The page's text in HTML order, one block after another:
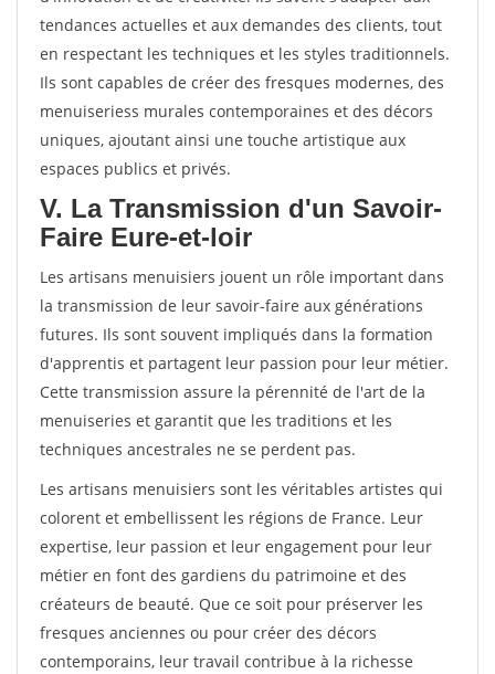
tendances actuelles et aux demandes des clients, tout
en respectant les techniques et les styles traditionnels.
Ils sont capables de créer des fresques modernes, des
menuiseriess murales contemporaines et des décors
uniques, ajoutant ainsi une touche artistique aux
espaces publics et privés.
V. La Transmission d'un Savoir-
Faire Eure-et-loir
Les artisans menuisiers jouent un rôle important dans
la transmission de leur savoir-faire aux générations
futures. Ils sont souvent impliqués dans la formation
d'apprentis et partagent leur passion pour leur métier.
Cette transmission assure la pérennité de l'art de la
menuiseries et garantit que les traditions et les
techniques ancestrales ne se perdent pas.
Les artisans menuisiers sont les véritables artistes qui
colorent et embellissent les régions de France. Leur
expertise, leur passion et leur engagement pour leur
métier en font des gardiens du patrimoine et des
créateurs de beauté. Que ce soit pour préserver les
fresques anciennes ou pour créer des décors
contemporains, leur travail contribue à la richesse